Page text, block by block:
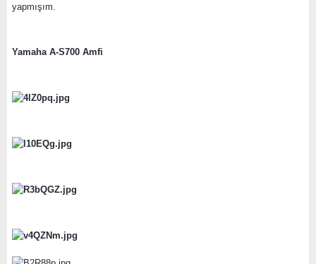
yapmışım.
Yamaha A-S700 Amfi